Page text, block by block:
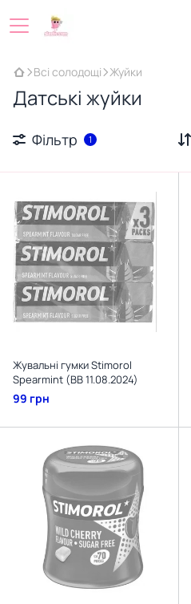
Всі солодощі Жуйки
Датські жуйки
Фільтр 1
Жувальні гумки Stimorol
Spearmint (BB 11.08.2024)
99 грн